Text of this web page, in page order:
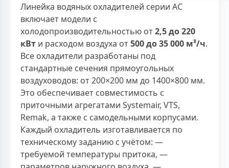
Линейка водяных охладителей серии AC
включает модели с
холодопроизводительностью от2,5 до 220
кВт и расходом воздуха от500 до 35 000 м³/ч.
Все охладители разработаны под
стандартные сечения прямоугольных
воздуховодов: от 200×200 мм до 1400×800 мм.
Это обеспечивает совместимость с
приточными агрегатами Systemair, VTS,
Remak, а также с самодельными корпусами.
Каждый охладитель изготавливается по
техническому заданию с учётом: —
требуемой температуры притока, —